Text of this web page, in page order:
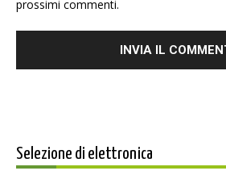
prossimi commenti.
Selezione di elettronica